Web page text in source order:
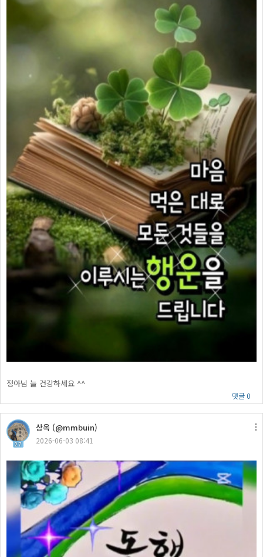
정아님 늘 건강하세요 ^^
댓글 0
27
상옥 (@mmbuin)
2026-06-03 08:41